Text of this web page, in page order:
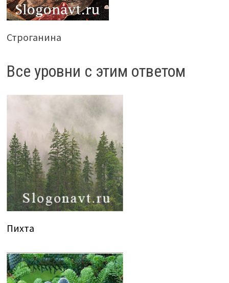
Строганина
Все уровни с этим ответом
Пихта